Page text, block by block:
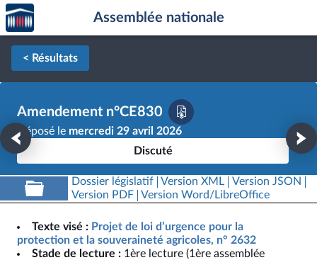
Aller au contenu
Aller en bas de la page
Accèder
à la
page
d'accueil
Assemblée nationale
< Résultats
Amendement n°CE830
Déposé le mercredi 29 avril 2026
Discuté
Dossier législatif Version XML
Version JSON
Version PDF
Version Word/LibreOffice
Texte visé : Projet de loi d’urgence pour la
protection et la souveraineté agricoles, n° 2632
Stade de lecture : 1ère lecture (1ère assemblée